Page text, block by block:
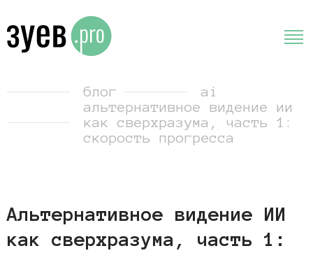
блог
ai
альтернативное видение ии
как сверхразума, часть 1:
скорость прогресса
Альтернативное видение ИИ
как сверхразума, часть 1: